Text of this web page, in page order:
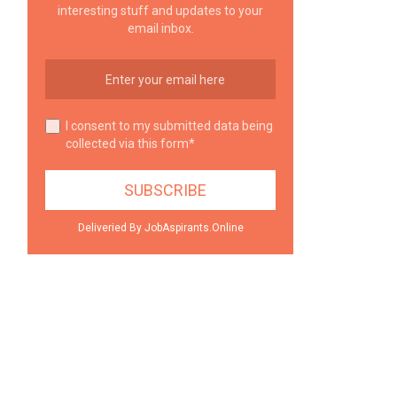
interesting stuff and updates to your
email inbox.
I consent to my submitted data being
collected via this form*
Deliveried By JobAspirants.Online